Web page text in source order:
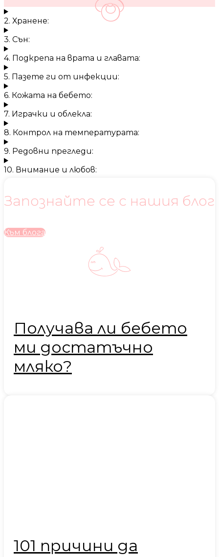
2. Хранене:
3. Сън:
4. Подкрепа на врата и главата:
5. Пазете ги от инфекции:
6. Кожата на бебето:
7. Играчки и облекла:
8. Контрол на температурата:
9. Редовни прегледи:
10. Внимание и любов:
Запознайте се с нашия блог
Към блога
Получава ли бебето
ми достатъчно
мляко?
101 причини да